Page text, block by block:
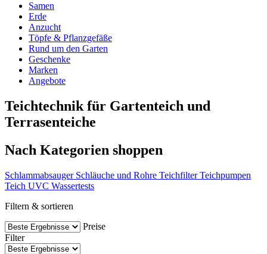
Samen
Erde
Anzucht
Töpfe & Pflanzgefäße
Rund um den Garten
Geschenke
Marken
Angebote
Teichtechnik für Gartenteich und
Terrasenteiche
Nach Kategorien shoppen
Schlammabsauger Schläuche und Rohre Teichfilter Teichpumpen
Teich UVC Wassertests
Filtern & sortieren
Preise
Filter